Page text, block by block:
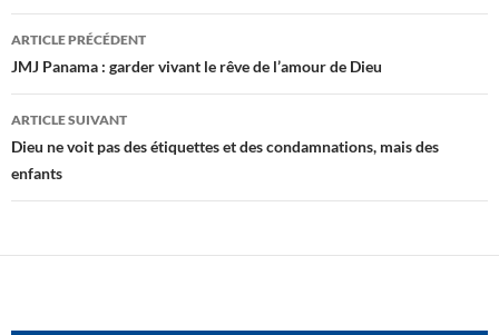
Navigation
des
articles
ARTICLE PRÉCÉDENT
JMJ Panama : garder vivant le rêve de l’amour de Dieu
ARTICLE SUIVANT
Dieu ne voit pas des étiquettes et des condamnations, mais des
enfants